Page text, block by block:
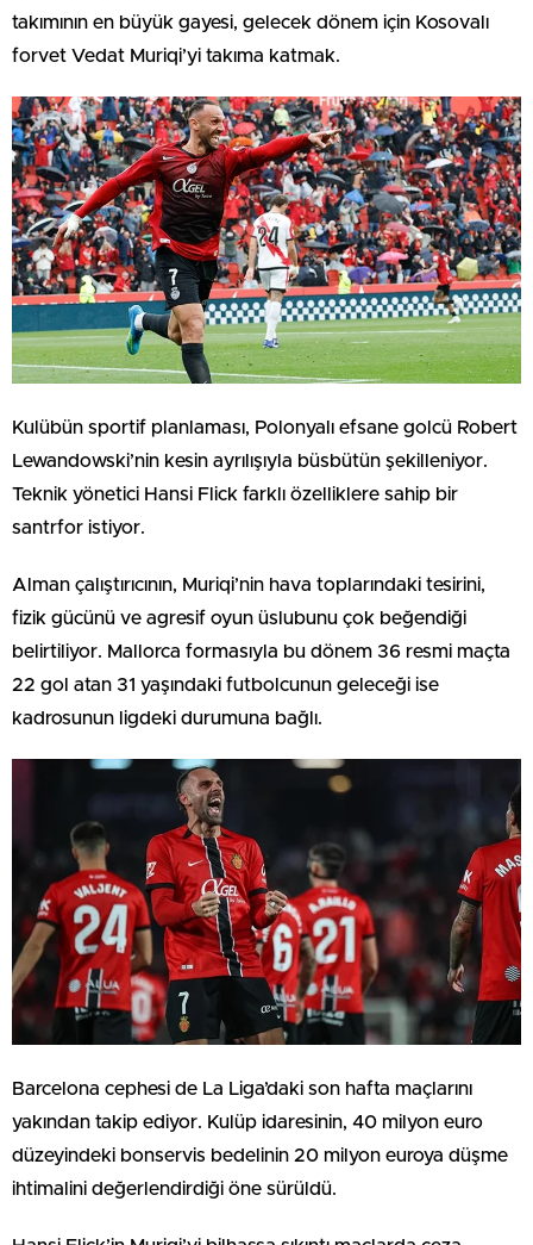
takımının en büyük gayesi, gelecek dönem için Kosovalı
forvet Vedat Muriqi’yi takıma katmak.
Kulübün sportif planlaması, Polonyalı efsane golcü Robert
Lewandowski’nin kesin ayrılışıyla büsbütün şekilleniyor.
Teknik yönetici Hansi Flick farklı özelliklere sahip bir
santrfor istiyor.
Alman çalıştırıcının, Muriqi’nin hava toplarındaki tesirini,
fizik gücünü ve agresif oyun üslubunu çok beğendiği
belirtiliyor. Mallorca formasıyla bu dönem 36 resmi maçta
22 gol atan 31 yaşındaki futbolcunun geleceği ise
kadrosunun ligdeki durumuna bağlı.
Barcelona cephesi de La Liga’daki son hafta maçlarını
yakından takip ediyor. Kulüp idaresinin, 40 milyon euro
düzeyindeki bonservis bedelinin 20 milyon euroya düşme
ihtimalini değerlendirdiği öne sürüldü.